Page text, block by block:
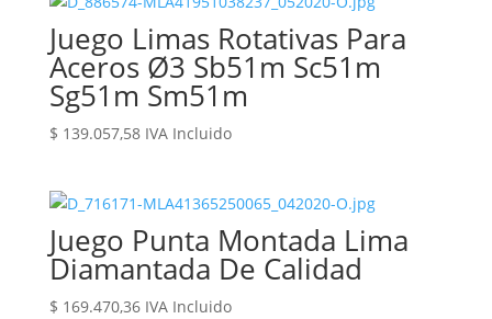
Juego Limas Rotativas Para
Aceros Ø3 Sb51m Sc51m
Sg51m Sm51m
$ 139.057,58 IVA Incluido
Juego Punta Montada Lima
Diamantada De Calidad
$ 169.470,36 IVA Incluido